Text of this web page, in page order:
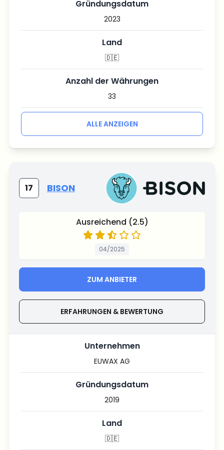
Gründungsdatum
2023
Land
🇩🇪
Anzahl der Währungen
33
ALLE ANZEIGEN
17 BISON
Ausreichend (2.5)
04/2025
ZUM ANBIETER
ERFAHRUNGEN & BEWERTUNG
Unternehmen
EUWAX AG
Gründungsdatum
2019
Land
🇩🇪